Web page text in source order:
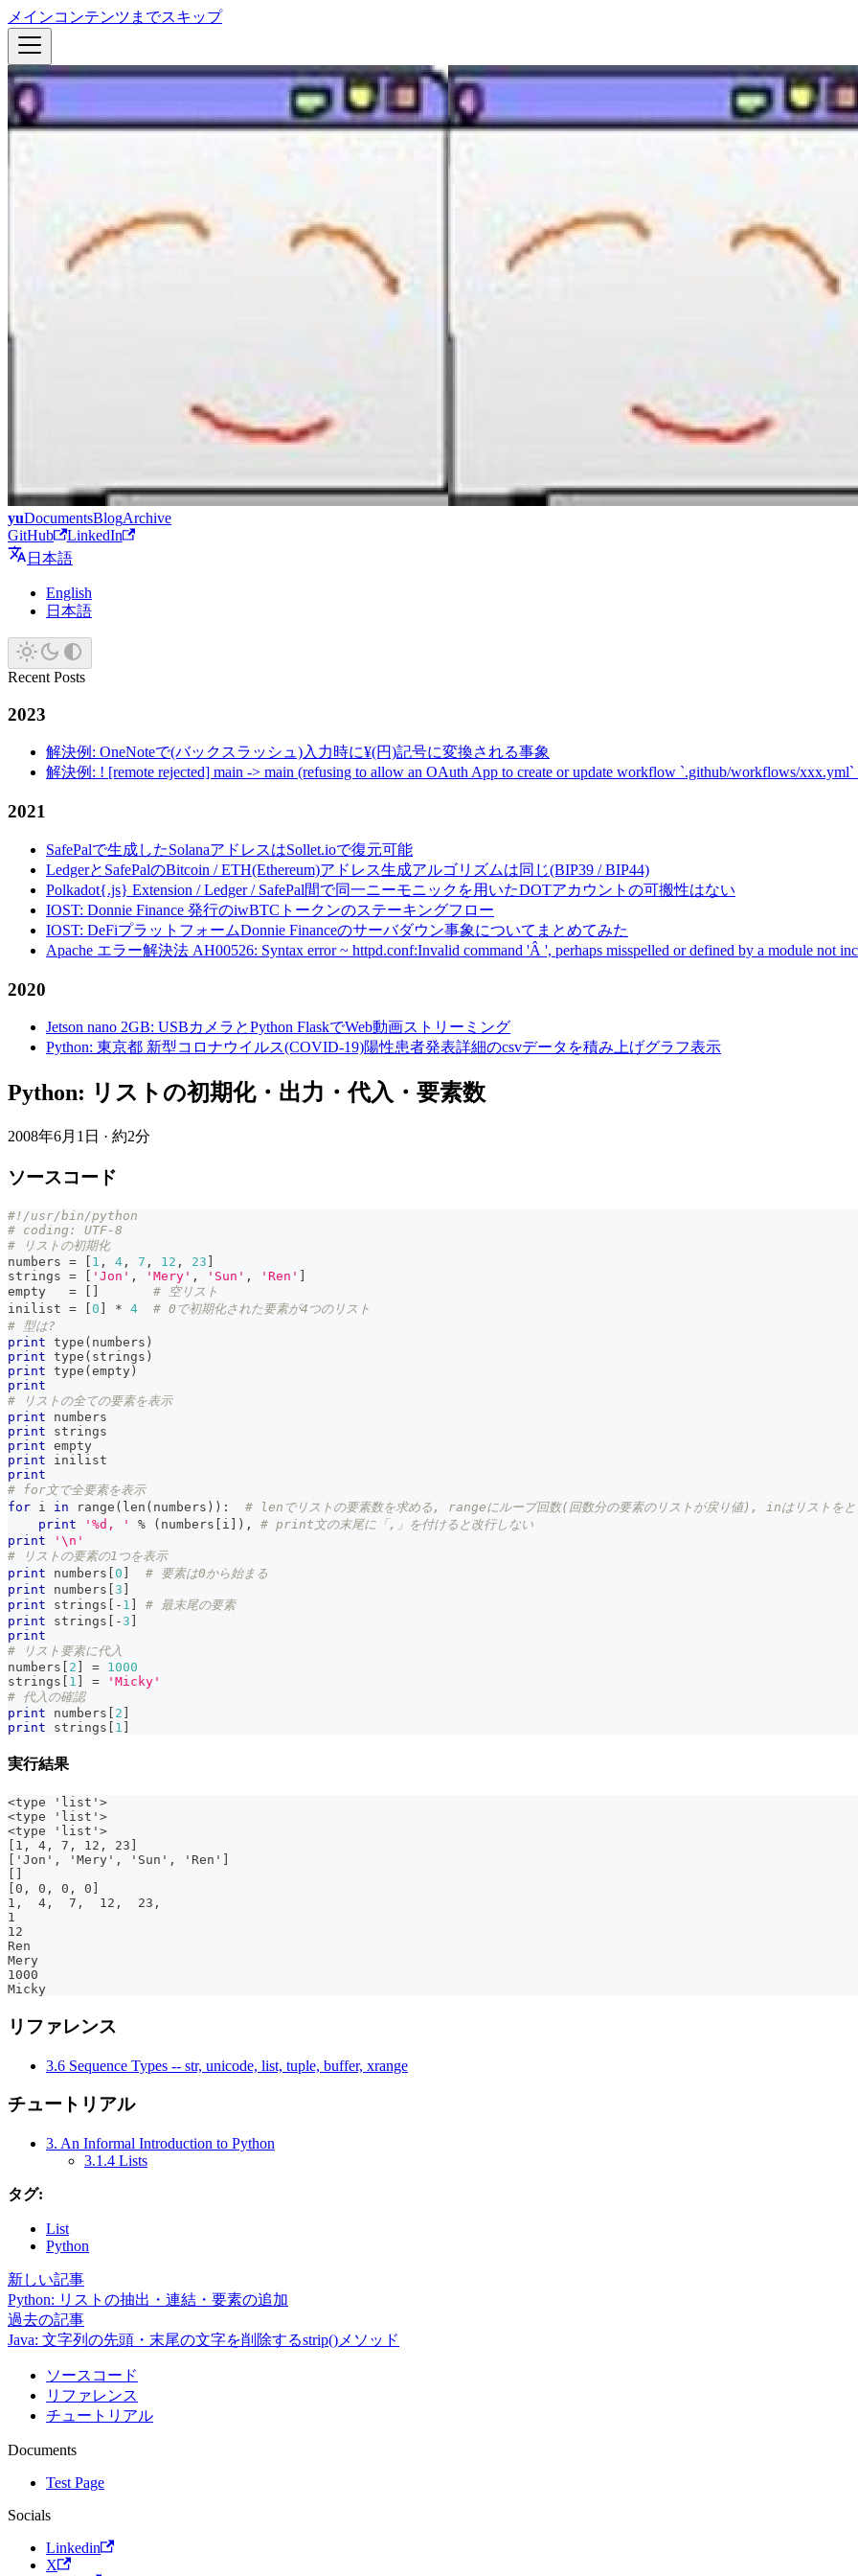
メインコンテンツまでスキップ
yuDocumentsBlogArchive
GitHub
LinkedIn
日本語
English
日本語
Recent Posts
2023
解決例: OneNoteで(バックスラッシュ)入力時に¥(円)記号に変換される事象
解決例: ! [remote rejected] main -> main (refusing to allow an OAuth App to create or update workflow `.github/workflows/
2021
SafePalで生成したSolanaアドレスはSollet.ioで復元可能
LedgerとSafePalのBitcoin / ETH(Ethereum)アドレス生成アルゴリズムは同じ(BIP39 / BIP44)
Polkadot{.js} Extension / Ledger / SafePal間で同一ニーモニックを用いたDOTアカウントの可搬性はない
IOST: Donnie Finance 発行のiwBTCトークンのステーキングフロー
IOST: DeFiプラットフォームDonnie Financeのサーバダウン事象についてまとめてみた
Apache エラー解決法 AH00526: Syntax error ~ httpd.conf:Invalid command 'Â ', perhaps misspelled or defined by a module not
2020
Jetson nano 2GB: USBカメラとPython FlaskでWeb動画ストリーミング
Python: 東京都 新型コロナウイルス(COVID-19)陽性患者発表詳細のcsvデータを積み上げグラフ表示
Python: リストの初期化・出力・代入・要素数
2008年6月1日 · 約2分
ソースコード
#!/usr/bin/python
# coding: UTF-8
# リストの初期化
numbers = [ 1 , 4 , 7 , 12 , 23 ]
strings = [ 'Jon' , 'Mery' , 'Sun' , 'Ren' ]
empty = [ ]
# 空リスト
inilist = [0 ] * 4
# 0で初期化された要素が4つのリスト
# 型は?
print type ( numbers )
print type ( strings )
print type (empty)
print
# リストの全ての要素を表示
print numbers
print strings
print empty
print inilist
print
# for文で全要素を表示
for i in range ( len ( numbers ) ) :
# lenでリストの要素数を求める, rangeにループ回数(回数分の要素のリストが戻り値), inはリストをと
print
'%d, ' % ( numbers [ i ] ) ,
# print文の末尾に「,」を付けると改行しない
print
'\n'
# リストの要素の1つを表示
print numbers [0 ]
# 要素は0から始まる
print numbers [ 3 ]
print strings [ - 1 ]
# 最末尾の要素
print strings [ - 3 ]
print
# リスト要素に代入
numbers [ 2 ] = 1000
strings [ 1 ] =
'Micky'
# 代入の確認
print numbers [ 2 ]
print strings [ 1 ]
実行結果
<type 'list'>
<type 'list'>
<type 'list'>
[1, 4, 7, 12, 23]
['Jon', 'Mery', 'Sun', 'Ren']
[0, 0, 0, 0]
1,  4,  7,  12,  23,
1
12
Ren
Mery
1000
Micky
リファレンス
3.6 Sequence Types -- str, unicode, list, tuple, buffer, xrange
チュートリアル
3. An Informal Introduction to Python
3.1.4 Lists
タグ:
List
Python
新しい記事
Python: リストの抽出・連結・要素の追加
過去の記事
Java: 文字列の先頭・末尾の文字を削除するstrip()メソッド
ソースコード
リファレンス
チュートリアル
Documents
Test Page
Socials
Linkedin
X